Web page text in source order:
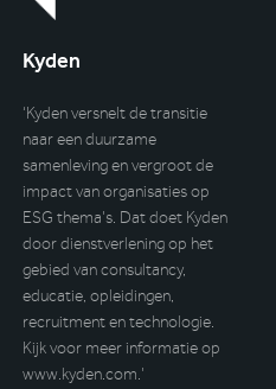
Kyden
‘Kyden versnelt de transitie
naar een duurzame
samenleving en vergroot de
impact van organisaties op
ESG thema’s. Dat doet Kyden
door dienstverlening op het
gebied van consultancy,
educatie, opleidingen,
recruitment en technologie.
Kijk voor meer informatie op
www.kyden.com.’